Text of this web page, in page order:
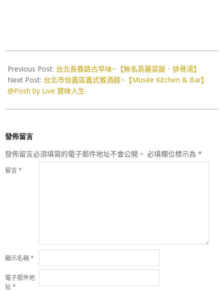
06-
18
Previous Post: 台北長春路古早味~【無名高麗菜飯．排骨湯】
Next Post: 台北市信義區義式餐酒館~【Musée Kitchen & Bar】
@Posh by Live 賞味人生
發佈留言
發佈留言必須填寫的電子郵件地址不會公開。 必填欄位標示為 *
留言*
顯示名稱*
電子郵件地
址*